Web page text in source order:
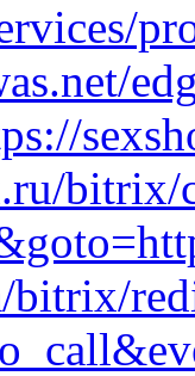
bitrix/
bitrix/